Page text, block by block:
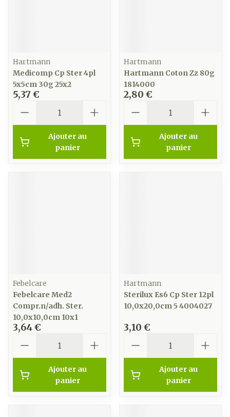
Hartmann
Medicomp Cp Ster 4pl
5x5cm 30g 25x2
5,37 €
Ajouter au
panier
Hartmann
Hartmann Coton Zz 80g
1814000
2,80 €
Ajouter au
panier
Febelcare
Febelcare Med2
Compr.n/adh. Ster.
10,0x10,0cm 10x1
3,64 €
Ajouter au
panier
Hartmann
Sterilux Es6 Cp Ster 12pl
10,0x20,0cm 5 4004027
3,10 €
Ajouter au
panier